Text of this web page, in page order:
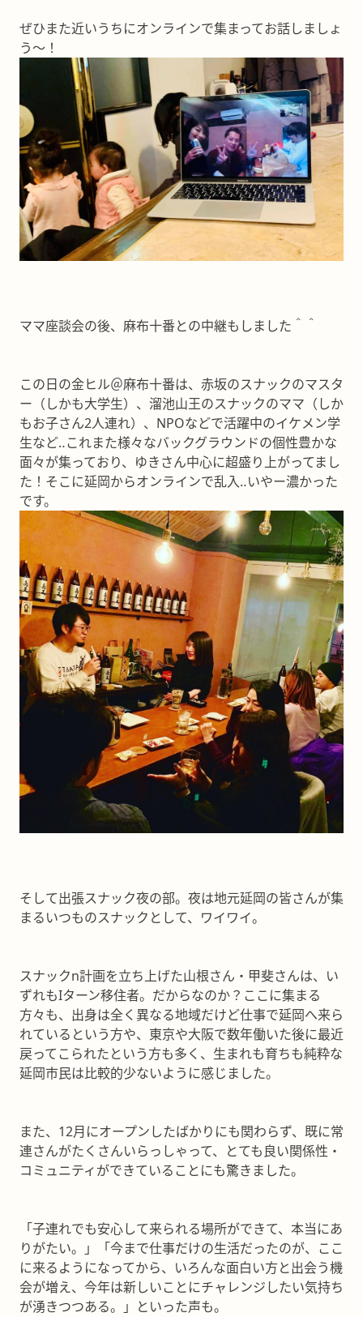
ぜひまた近いうちにオンラインで集まってお話しましょ
う〜！
ママ座談会の後、麻布十番との中継もしました＾＾
この日の金ヒル＠麻布十番は、赤坂のスナックのマスタ
ー（しかも大学生）、溜池山王のスナックのママ（しか
もお子さん2人連れ）、NPOなどで活躍中のイケメン学
生など‥これまた様々なバックグラウンドの個性豊かな
面々が集っており、ゆきさん中心に超盛り上がってまし
た！そこに延岡からオンラインで乱入‥いやー濃かった
です。
そして出張スナック夜の部。夜は地元延岡の皆さんが集
まるいつものスナックとして、ワイワイ。
スナックn計画を立ち上げた山根さん・甲斐さんは、い
ずれもIターン移住者。だからなのか？ここに集まる
方々も、出身は全く異なる地域だけど仕事で延岡へ来ら
れているという方や、東京や大阪で数年働いた後に最近
戻ってこられたという方も多く、生まれも育ちも純粋な
延岡市民は比較的少ないように感じました。
また、12月にオープンしたばかりにも関わらず、既に常
連さんがたくさんいらっしゃって、とても良い関係性・
コミュニティができていることにも驚きました。
「子連れでも安心して来られる場所ができて、本当にあ
りがたい。」「今まで仕事だけの生活だったのが、ここ
に来るようになってから、いろんな面白い方と出会う機
会が増え、今年は新しいことにチャレンジしたい気持ち
が湧きつつある。」といった声も。